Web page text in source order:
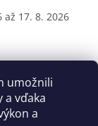
umožnili
vďaka
a
až 17. 8. 2026